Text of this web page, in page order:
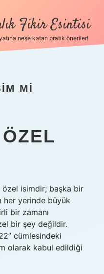
Fikir Esintisi
neşe katan pratik öneriler!
MI
isimdir; başka bir
her yerinde büyük
bir zamanı
bir şey değildir.
cümlesindeki
olarak kabul edildiği